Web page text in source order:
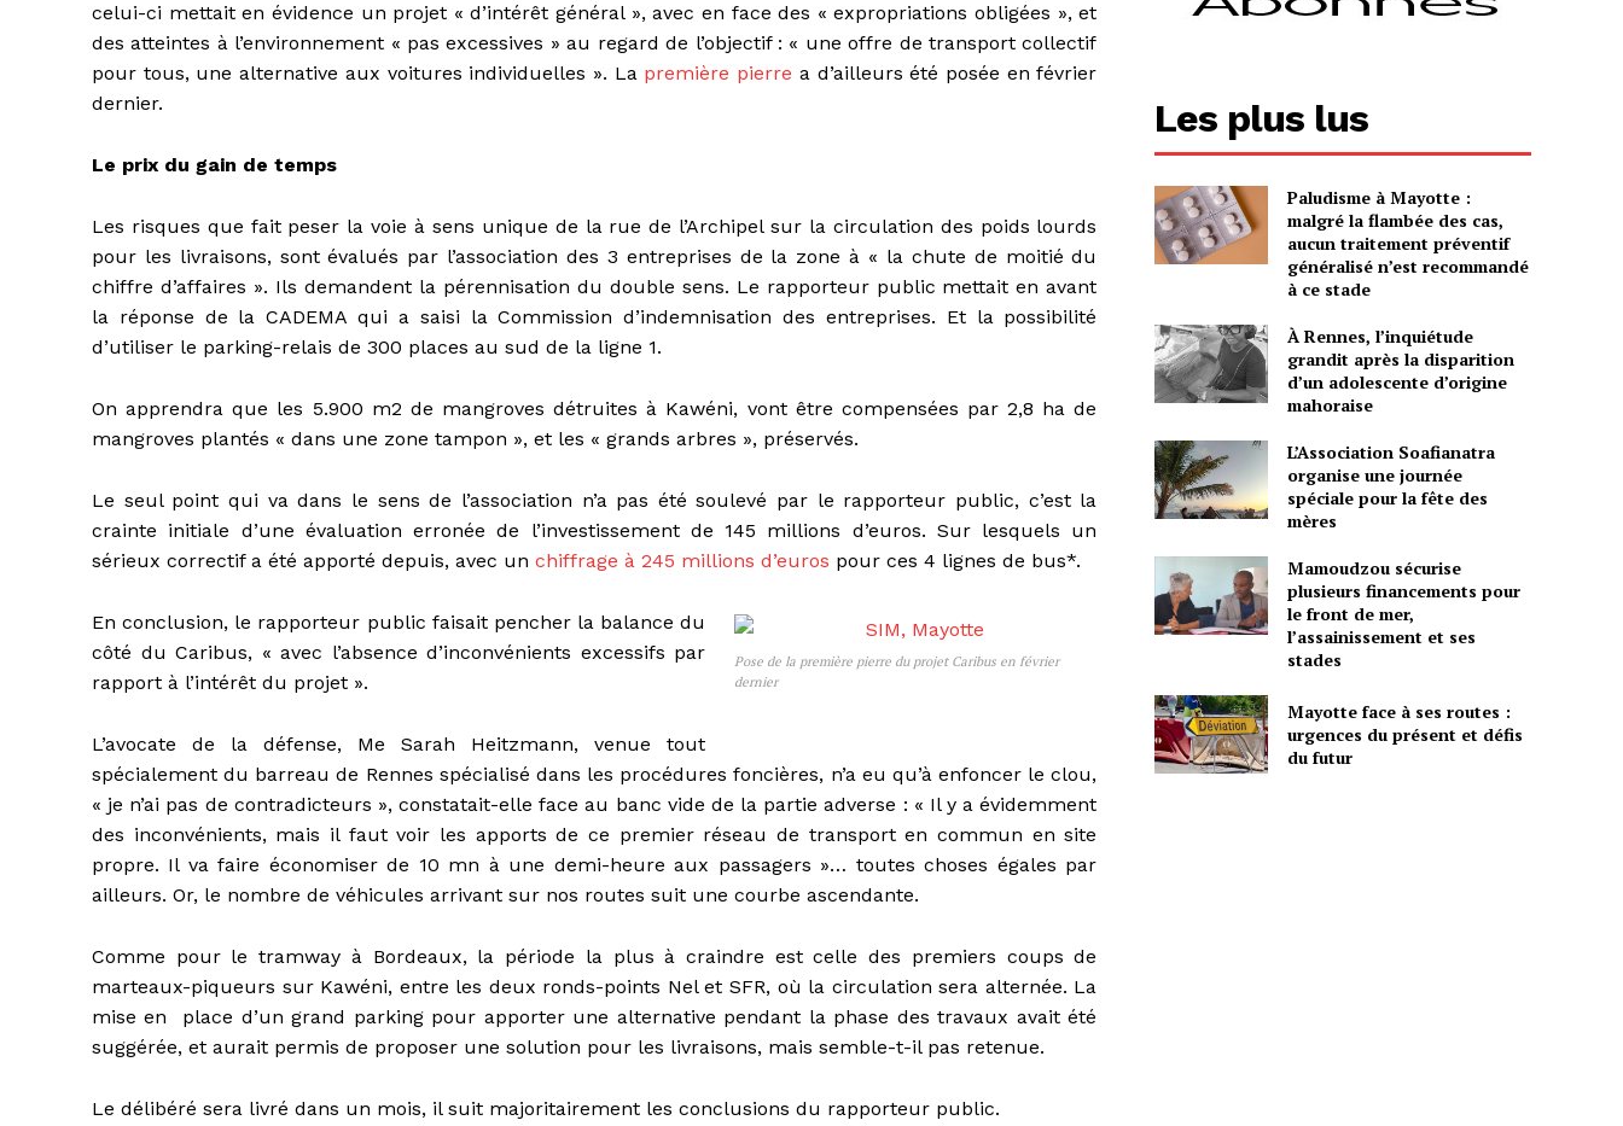
celui-ci mettait en évidence un projet « d’intérêt général », avec en face des « expropriations obligées », et
des atteintes à l’environnement « pas excessives » au regard de l’objectif : « une offre de transport collectif
pour tous, une alternative aux voitures individuelles ». La première pierre a d’ailleurs été posée en février
dernier.
Le prix du gain de temps
Les risques que fait peser la voie à sens unique de la rue de l’Archipel sur la circulation des poids lourds
pour les livraisons, sont évalués par l’association des 3 entreprises de la zone à « la chute de moitié du
chiffre d’affaires ». Ils demandent la pérennisation du double sens. Le rapporteur public mettait en avant
la réponse de la CADEMA qui a saisi la Commission d’indemnisation des entreprises. Et la possibilité
d’utiliser le parking-relais de 300 places au sud de la ligne 1.
On apprendra que les 5.900 m2 de mangroves détruites à Kawéni, vont être compensées par 2,8 ha de
mangroves plantés « dans une zone tampon », et les « grands arbres », préservés.
Le seul point qui va dans le sens de l’association n’a pas été soulevé par le rapporteur public, c’est la
crainte initiale d’une évaluation erronée de l’investissement de 145 millions d’euros. Sur lesquels un
sérieux correctif a été apporté depuis, avec un chiffrage à 245 millions d’euros pour ces 4 lignes de bus*.
Pose de la première pierre du projet Caribus en février
dernier
En conclusion, le rapporteur public faisait pencher la balance du
côté du Caribus, « avec l’absence d’inconvénients excessifs par
rapport à l’intérêt du projet ».
L’avocate de la défense, Me Sarah Heitzmann, venue tout
spécialement du barreau de Rennes spécialisé dans les procédures foncières, n’a eu qu’à enfoncer le clou,
« je n’ai pas de contradicteurs », constatait-elle face au banc vide de la partie adverse : « Il y a évidemment
des inconvénients, mais il faut voir les apports de ce premier réseau de transport en commun en site
propre. Il va faire économiser de 10 mn à une demi-heure aux passagers »… toutes choses égales par
ailleurs. Or, le nombre de véhicules arrivant sur nos routes suit une courbe ascendante.
Comme pour le tramway à Bordeaux, la période la plus à craindre est celle des premiers coups de
marteaux-piqueurs sur Kawéni, entre les deux ronds-points Nel et SFR, où la circulation sera alternée. La
mise en place d’un grand parking pour apporter une alternative pendant la phase des travaux avait été
suggérée, et aurait permis de proposer une solution pour les livraisons, mais semble-t-il pas retenue.
Le délibéré sera livré dans un mois, il suit majoritairement les conclusions du rapporteur public.
Les plus lus
Paludisme à Mayotte :
malgré la flambée des cas,
aucun traitement préventif
généralisé n’est recommandé
à ce stade
À Rennes, l’inquiétude
grandit après la disparition
d’un adolescente d’origine
mahoraise
L’Association Soafianatra
organise une journée
spéciale pour la fête des
mères
Mamoudzou sécurise
plusieurs financements pour
le front de mer,
l’assainissement et ses
stades
Mayotte face à ses routes :
urgences du présent et défis
du futur